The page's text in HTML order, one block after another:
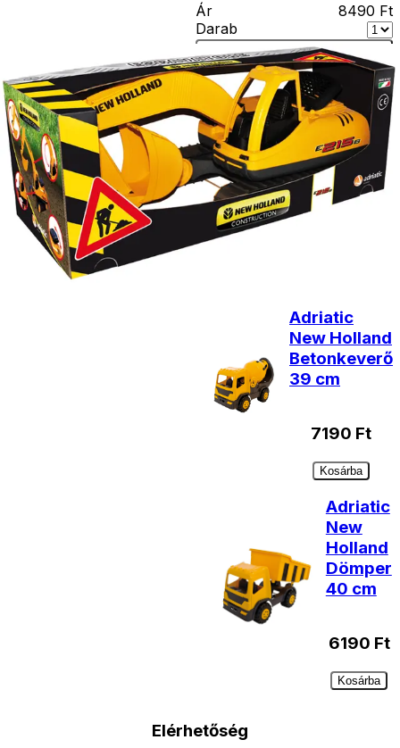
Ár
8490 Ft
Darab
Kosárba
Szállítás:
- Csomagautomata: 1190
forinttól
- Házhozszállítás: 2190
forinttól
- Személyes átvétel:
ingyenesen
Kiegészítő
termékek
Adriatic
New Holland
Betonkeverő
39 cm
7190 Ft
Kosárba
Adriatic
New
Holland
Dömper
40 cm
6190 Ft
Kosárba
Elérhetőség